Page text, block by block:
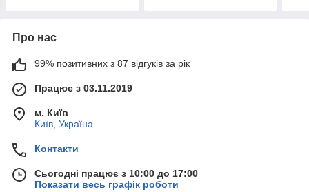
Про нас
99% позитивних з 87 відгуків за рік
Працює з 03.11.2019
м. Київ
Київ, Україна
Контакти
Сьогодні працює з 10:00 до 17:00
Показати весь графік роботи